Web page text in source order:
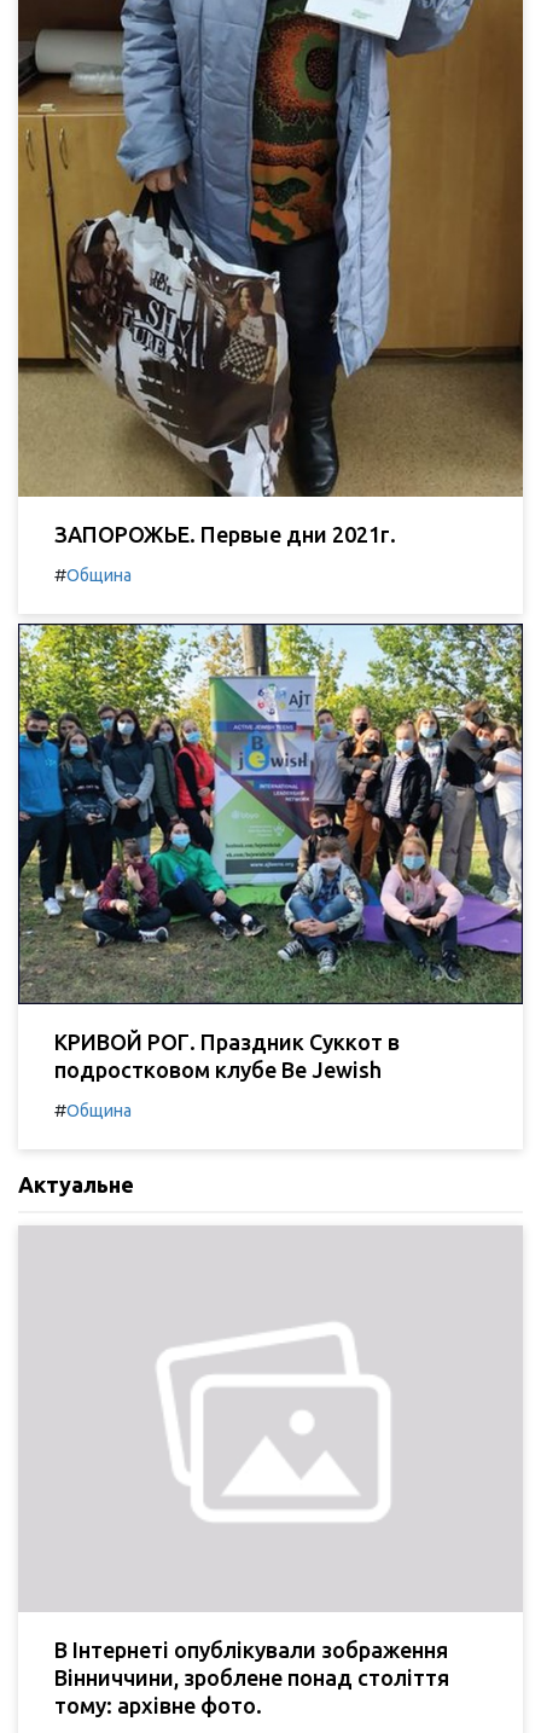
ЗАПОРОЖЬЕ. Первые дни 2021г.
#Община
КРИВОЙ РОГ. Праздник Суккот в
подростковом клубе Be Jewish
#Община
Актуальне
В Інтернеті опублікували зображення
Вінниччини, зроблене понад століття
тому: архівне фото.